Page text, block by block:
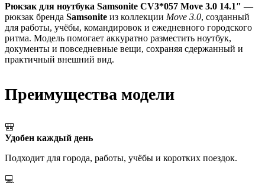
Рюкзак для ноутбука Samsonite CV3*057 Move 3.0 14.1″ —
рюкзак бренда Samsonite из коллекции Move 3.0, созданный
для работы, учёбы, командировок и ежедневного городского
ритма. Модель помогает аккуратно разместить ноутбук,
документы и повседневные вещи, сохраняя сдержанный и
практичный внешний вид.
Преимущества модели
🎒
Удобен каждый день
Подходит для города, работы, учёбы и коротких поездок.
💻